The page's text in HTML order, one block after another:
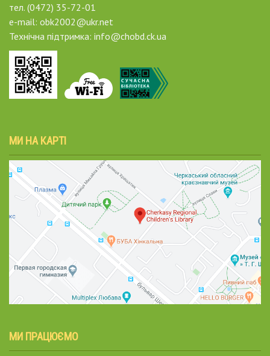
тел. (0472) 35-72-01
e-mail: obk2002@ukr.net
Технічна підтримка: info@chobd.ck.ua
МИ НА КАРТІ
МИ ПРАЦЮЄМО